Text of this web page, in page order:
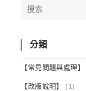
Search
分類
【常見問題與處理】
【改版說明】 (1)